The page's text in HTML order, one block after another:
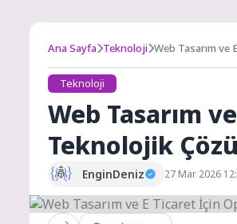
Ana Sayfa Teknoloji Web Tasarım
Teknoloji
Web Tasarım
Teknolojik
EnginDeniz 27 Mar 2026